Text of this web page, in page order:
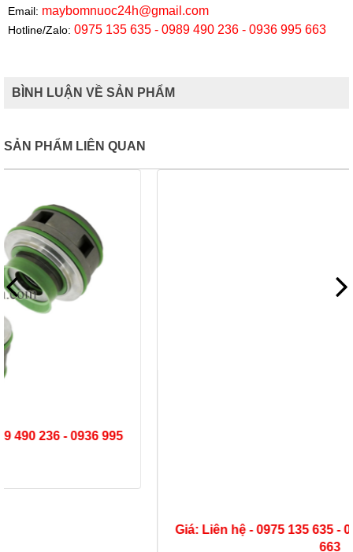
Email: maybomnuoc24h@gmail.com
Hotline/Zalo: 0975 135 635 - 0989 490 236 - 0936 995 663
BÌNH LUẬN VỀ SẢN PHẨM
SẢN PHẨM LIÊN QUAN
Giá: Liên hệ - 0975 135 635 - 0989 490 236 - 0936 995